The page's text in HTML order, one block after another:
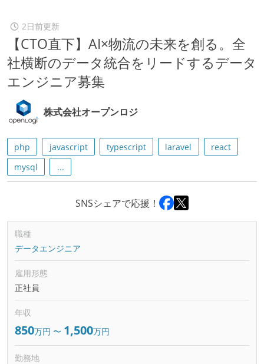
2日前更新
【CTO直下】AI×物流の未来を創る。全
社横断のデータ統合をリードするデータ
エンジニア募集
株式会社オープンロジ
php javascript typescript laravel
react
mysql
...
SNSシェアで応援！
職種
データエンジニア
雇用形態
正社員
年収
850万円 〜 1,500万円
勤務地